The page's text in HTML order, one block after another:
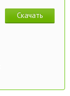
Скачать